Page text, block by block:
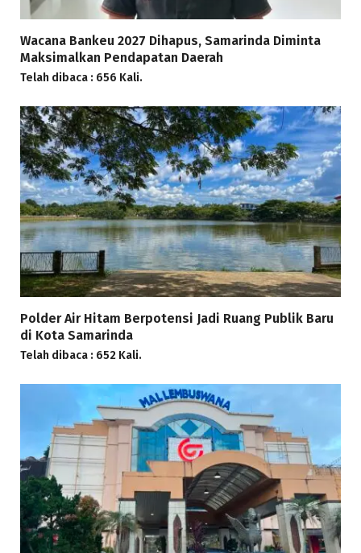
Wacana Bankeu 2027 Dihapus, Samarinda Diminta
Maksimalkan Pendapatan Daerah
Telah dibaca : 656 Kali.
Polder Air Hitam Berpotensi Jadi Ruang Publik Baru
di Kota Samarinda
Telah dibaca : 652 Kali.